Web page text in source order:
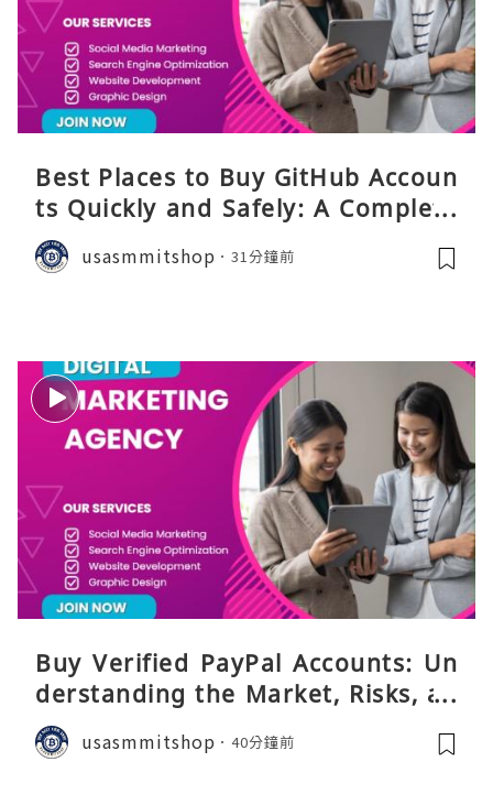
Best Places to Buy GitHub Accoun
ts Quickly and Safely: A Complete
Guide
usasmmitshop 31分鐘前
Buy Verified PayPal Accounts: Un
derstanding the Market, Risks, an
d Safer Alternatives
usasmmitshop 40分鐘前